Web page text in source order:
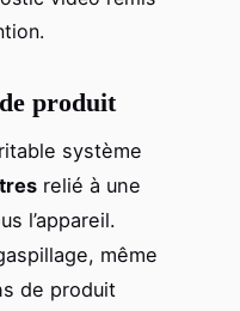
produit
système
relié à une
l’appareil.
même
de produit